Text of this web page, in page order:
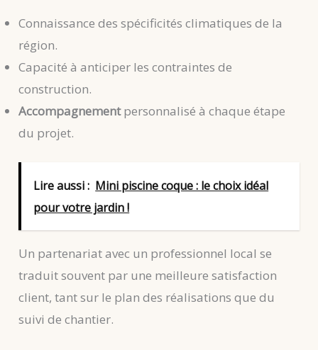
Connaissance des spécificités climatiques de la
région.
Capacité à anticiper les contraintes de
construction.
Accompagnementpersonnalisé à chaque étape
du projet.
Lire aussi : Mini piscine coque : le choix idéal
pour votre jardin !
Un partenariat avec un professionnel local se
traduit souvent par une meilleure satisfaction
client, tant sur le plan des réalisations que du
suivi de chantier.